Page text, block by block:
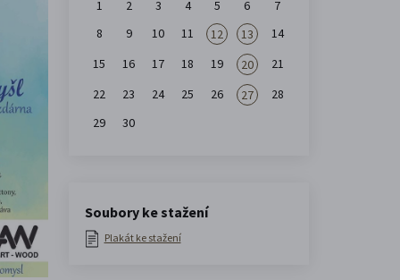
1
2 3 4 5 6
7
8
9 10 11 12 13
14
15
16 17 18 19 20
21
22
23 24 25 26 27
28
29
30
Soubory ke stažení
Plakát ke stažení